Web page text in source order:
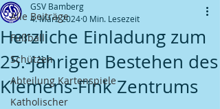
Alle Beiträge
Fußball
Schützen
Abteilung Kartenspiele
Katholischer
Herzliche Einladung zum
25.-jährigen Bestehen des
Klemens-Fink Zentrums
GSV Bamberg
4. März 20240 Min. Lesezeit